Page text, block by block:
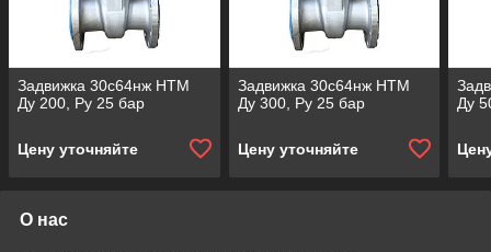
Задвижка 30c64нж НТМ
Ду 200, Ру 25 бар
Цену уточняйте
Задвижка 30c64нж НТМ
Ду 300, Ру 25 бар
Цену уточняйте
Ду
О нас